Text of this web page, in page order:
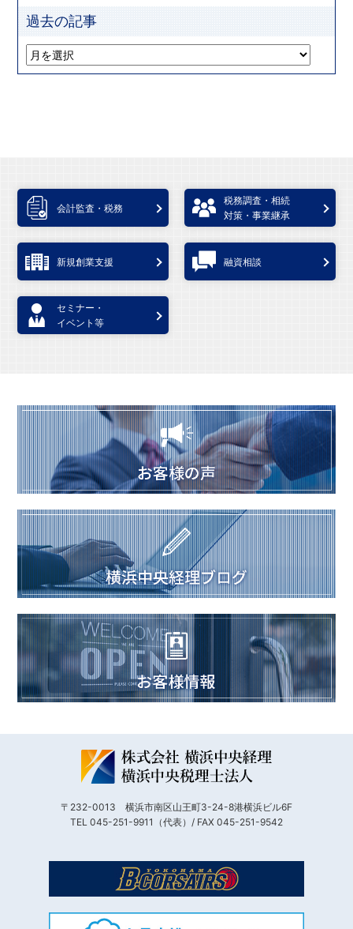
過去の記事
会計監査・税務
税務調査・相続
対策・事業継承
新規創業支援 融資相談
セミナー・
イベント等
〒232-0013 横浜市南区山王町3-24-8港横浜ビル6F
TEL 045-251-9911（代表）/ FAX 045-251-9542